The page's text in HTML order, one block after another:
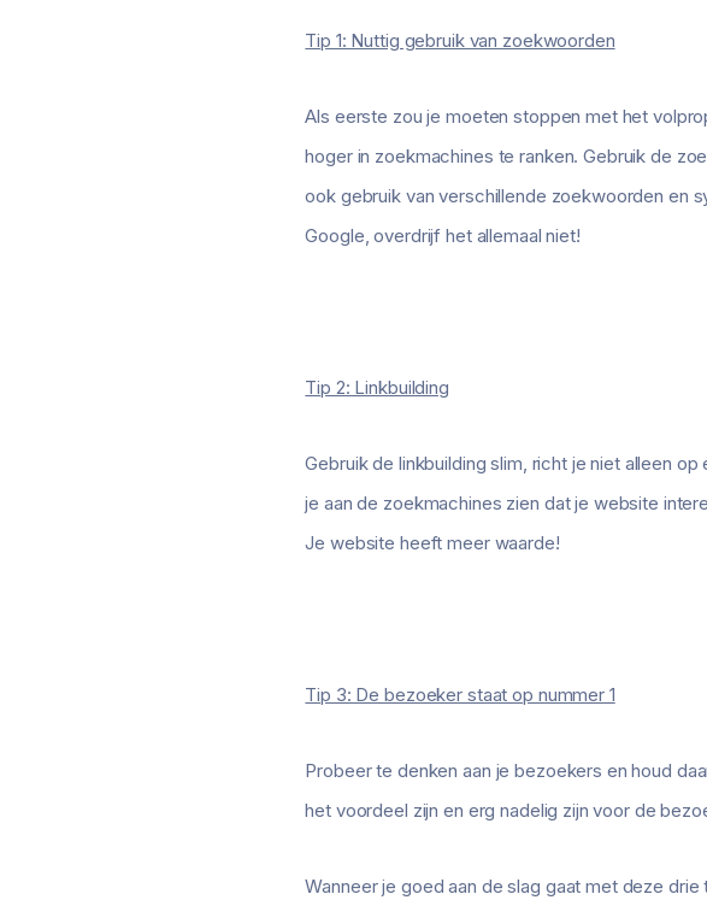
Tip 1: Nuttig gebruik van zoekwoorden
Als eerste zou je moeten stoppen met het
hoger in zoekmachines te ranken. Gebruik de
ook gebruik van verschillende zoekwoorden en
Google, overdrijf het allemaal niet!
Tip 2: Linkbuilding
Gebruik de linkbuilding slim, richt je niet alleen
je aan de zoekmachines zien dat je website
Je website heeft meer waarde!
Tip 3: De bezoeker staat op nummer 1
Probeer te denken aan je bezoekers en houd
het voordeel zijn en erg nadelig zijn voor de
Wanneer je goed aan de slag gaat met deze